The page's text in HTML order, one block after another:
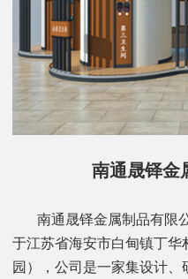
南通晟铎金
南通晟铎金属制品有限
于江苏省海安市白甸镇丁
园），公司是一家集设计